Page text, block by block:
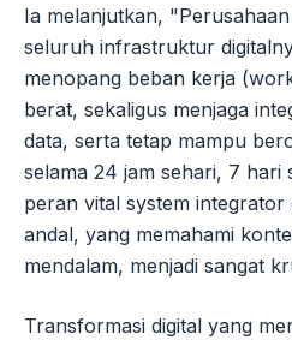
Ia melanjutkan,
seluruh infrastruktur
menopang beban kerja
berat, sekaligus menjaga
data, serta tetap mampu
selama 24 jam sehari, 7 hari
peran vital system
andal, yang memahami
mendalam, menjadi sangat
Transformasi digital yang